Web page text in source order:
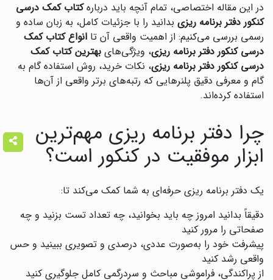
در این مقاله اختصاصی، تمام آنچه باید دربارهکتاب کمک درسی
کنکور دفتر برنامه ریزی بدانید را با جزئیات کامل، به زبان ساده و
رسمی بررسی می‌کنیم: از اهمیت واقعی آن تا انواع کتاب کمک
درسی کنکور دفتر برنامه ریزی، ویژگی‌های بهترین کتاب کمک
درسی کنکور دفتر برنامه ریزی، نکات خرید، روش استفاده گام به
گام و معرفی دقیق پلنرهایی که رتبه‌های برتر واقعی از آن‌ها
استفاده کرده‌اند.
چرا دفتر برنامه ریزی مهم‌ترین
ابزار موفقیت در کنکور است؟
یک دفتر برنامه ریزی حرفه‌ای به شما کمک می‌کند تا:
دقیقاً بدانید امروز چه باید بخوانید، چه تعداد تست بزنید و چه
صفحاتی را مرور کنید
پیشرفت خود را به‌صورت عددی، درصدی و تصویری ببینید و حس
واقعی رشد کنید
از پراکندگی، فراموشی مباحث و سردرگمی کامل جلوگیری کنید